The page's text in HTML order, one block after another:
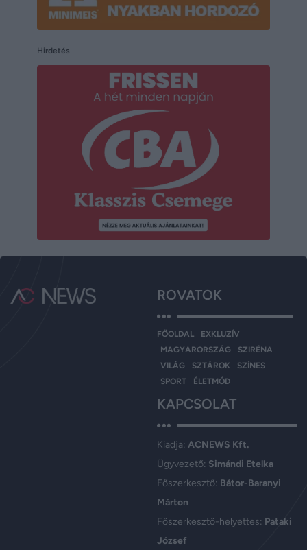
Hirdetés
ROVATOK
FŐOLDAL
EXKLUZÍV
MAGYARORSZÁG
SZIRÉNA
VILÁG
SZTÁROK
SZÍNES
SPORT
ÉLETMÓD
KAPCSOLAT
Kiadja: ACNEWS Kft.
Ügyvezető: Simándi Etelka
Főszerkesztő: Bátor-Baranyi
Márton
Főszerkesztő-helyettes: Pataki
József